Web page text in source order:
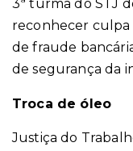
3ª turma do STJ
reconhecer culpa
de fraude
de segurança da
Troca de óleo
Justiça do